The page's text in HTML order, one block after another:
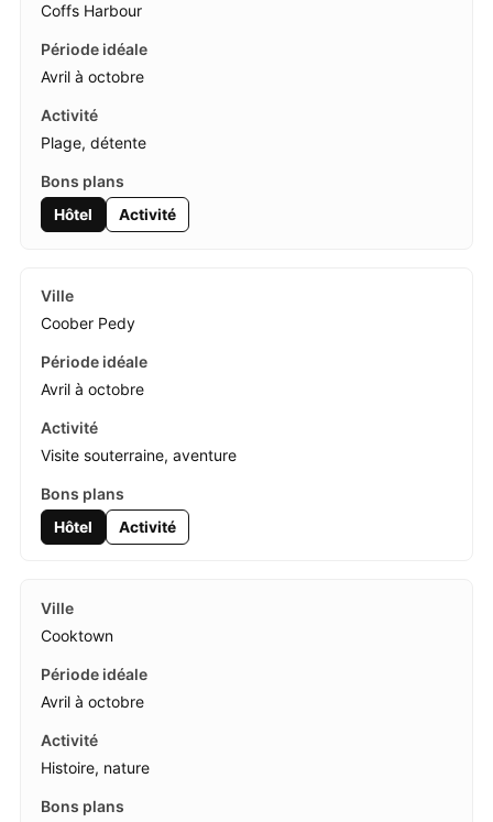
Coffs Harbour
Avril à octobre
Plage, détente
Hôtel Activité
Coober Pedy
Avril à octobre
Visite souterraine, aventure
Hôtel Activité
Cooktown
Avril à octobre
Histoire, nature